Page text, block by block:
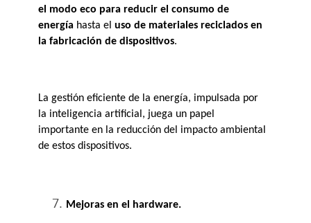
el modo eco para reducir el consumo de
energía hasta el uso de materiales reciclados en
la fabricación de dispositivos.
La gestión eficiente de la energía, impulsada por
la inteligencia artificial, juega un papel
importante en la reducción del impacto ambiental
de estos dispositivos.
Mejoras en el hardware.